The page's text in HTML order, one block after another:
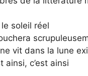
le soleil réel
vit dans la lune
ainsi, c’est ainsi